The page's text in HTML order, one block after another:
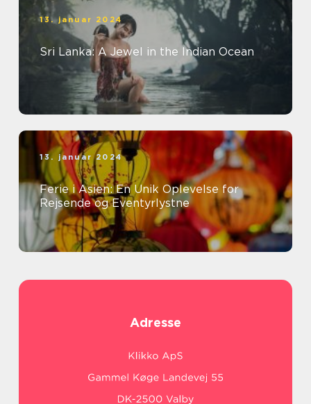
13. januar 2024
Sri Lanka: A Jewel in the Indian Ocean
13. januar 2024
Ferie i Asien: En Unik Oplevelse for
Rejsende og Eventyrlystne
Adresse